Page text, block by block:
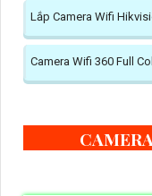
Lắp Camera Wifi
Camera Wifi 360 Full